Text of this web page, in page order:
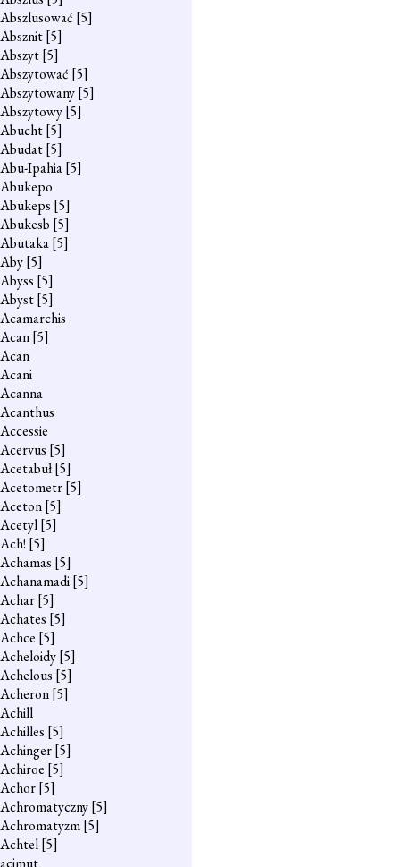
Abszlusować [5]
Absznit[5]
Abszyt[5]
Abszytować [5]
Abszytowany[5]
Abszytowy[5]
Abucht[5]
Abudat[5]
Abu-Ipahia[5]
Abukepo
Abukeps [5]
Abukesb [5]
Abutaka[5]
Aby[5]
Abyss [5]
Abyst[5]
Acamarchis
Acan[5]
Acan
Acani
Acanna
Acanthus
Accessie
Acervus [5]
Acetabuł[5]
Acetometr[5]
Aceton[5]
Acetyl[5]
Ach! [5]
Achamas [5]
Achanamadi[5]
Achar[5]
Achates [5]
Achce [5]
Acheloidy[5]
Achelous [5]
Acheron[5]
Achill
Achilles [5]
Achinger[5]
Achiroe [5]
Achor[5]
Achromatyczny[5]
Achromatyzm[5]
Achtel[5]
acimut